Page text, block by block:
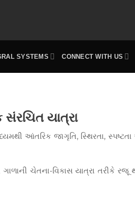
SYSTEMS CONNECT WITH US
યાત્રા
આંતરિક જાગૃતિ, સ્થિરતા,
ચેતના-વિકાસ યાત્રા તરીકે રજૂ